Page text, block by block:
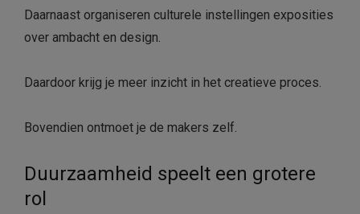
Daarnaast organiseren culturele instellingen exposities
over ambacht en design.
Daardoor krijg je meer inzicht in het creatieve proces.
Bovendien ontmoet je de makers zelf.
Duurzaamheid speelt een grotere
rol